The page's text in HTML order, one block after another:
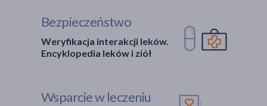
Bezpieczeństwo
Weryfikacja interakcji leków.
Encyklopedia leków i ziół
Wsparcie w leczeniu